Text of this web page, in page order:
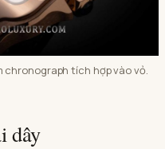
chronograph tích hợp vào vỏ.
dây